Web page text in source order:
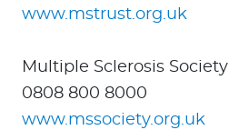
www.mstrust.org.uk
Multiple Sclerosis Society
0808 800 8000
www.mssociety.org.uk